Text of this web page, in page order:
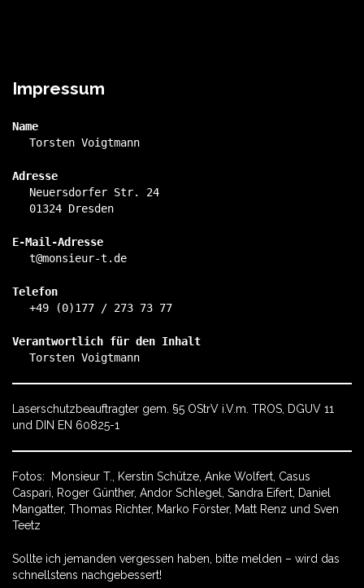
Impressum
Name
Torsten Voigtmann
Adresse
Neuersdorfer Str. 24
01324 Dresden
E-Mail-Adresse
t@monsieur-t.de
Telefon
+49 (0)177 / 273 73 77
Verantwortlich für den Inhalt
Torsten Voigtmann
Laserschutzbeauftragter gem. §5 OStrV i.V.m. TROS, DGUV 11
und DIN EN 60825-1
Fotos: Monsieur T., Kerstin Schütze, Anke Wolfert, Casus
Caspari, Roger Günther, Andor Schlegel, Sandra Eifert, Daniel
Mangatter, Thomas Richter, Marko Förster, Matt Renz und Sven
Teetz
Sollte ich jemanden vergessen haben, bitte melden – wird das
schnellstens nachgebessert!